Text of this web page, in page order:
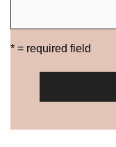
* = required field